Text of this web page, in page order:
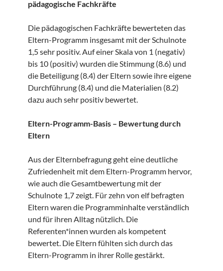
pädagogische Fachkräfte
Die pädagogischen Fachkräfte bewerteten das
Eltern-Programm insgesamt mit der Schulnote
1,5 sehr positiv. Auf einer Skala von 1 (negativ)
bis 10 (positiv) wurden die Stimmung (8.6) und
die Beteiligung (8.4) der Eltern sowie ihre eigene
Durchführung (8.4) und die Materialien (8.2)
dazu auch sehr positiv bewertet.
Eltern-Programm-Basis – Bewertung durch
Eltern
Aus der Elternbefragung geht eine deutliche
Zufriedenheit mit dem Eltern-Programm hervor,
wie auch die Gesamtbewertung mit der
Schulnote 1,7 zeigt. Für zehn von elf befragten
Eltern waren die Programminhalte verständlich
und für ihren Alltag nützlich. Die
Referenten*innen wurden als kompetent
bewertet. Die Eltern fühlten sich durch das
Eltern-Programm in ihrer Rolle gestärkt.